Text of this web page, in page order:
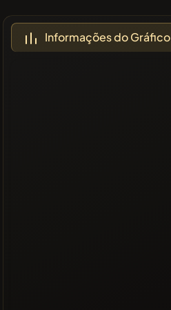
Informações do Gráfico